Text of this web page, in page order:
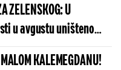
ZELENSKOG: U
u avgustu uništeno
jaga“
KALEMEGDANU!